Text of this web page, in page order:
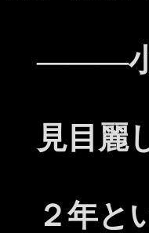
―――小
見目麗
２年と